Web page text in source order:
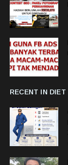
RECENT IN DIET